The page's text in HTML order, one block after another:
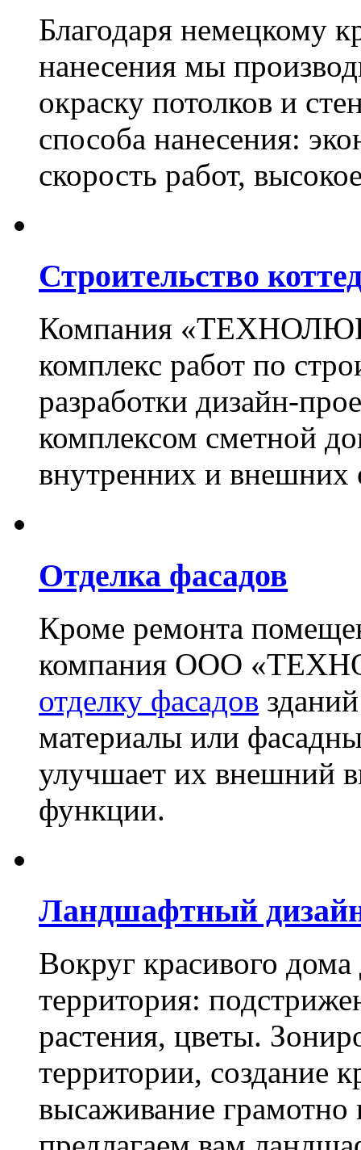
Благодаря немецкому
нанесения мы
окраску потолков и
способа нанесения:
скорость работ,
Строительство
Компания
комплекс работ по
разработки дизайн-
комплексом сметной
внутренних и внешних
Отделка фасадов
Кроме ремонта
компания ООО
отделку фасадов
материалы или
улучшает их внешний
функции.
Ландшафтный
Вокруг красивого
территория:
растения, цветы.
территории, создание
высаживание